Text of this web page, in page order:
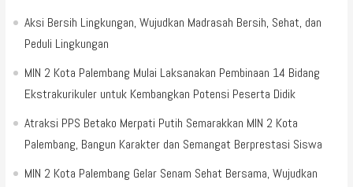
Aksi Bersih Lingkungan, Wujudkan Madrasah Bersih, Sehat, dan
Peduli Lingkungan
MIN 2 Kota Palembang Mulai Laksanakan Pembinaan 14 Bidang
Ekstrakurikuler untuk Kembangkan Potensi Peserta Didik
Atraksi PPS Betako Merpati Putih Semarakkan MIN 2 Kota
Palembang, Bangun Karakter dan Semangat Berprestasi Siswa
MIN 2 Kota Palembang Gelar Senam Sehat Bersama, Wujudkan